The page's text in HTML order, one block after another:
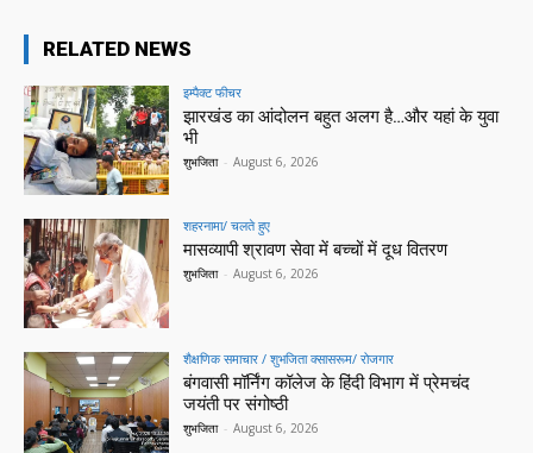
RELATED NEWS
इम्पैक्ट फीचर
झारखंड का आंदोलन बहुत अलग है…और यहां के युवा
भी
शुभजिता - August 6, 2026
शहरनामा/ चलते हुए
मासव्यापी श्रावण सेवा में बच्चों में दूध वितरण
शुभजिता - August 6, 2026
शैक्षणिक समाचार / शुभजिता क्सासरूम/ रोजगार
बंगवासी मॉर्निंग कॉलेज के हिंदी विभाग में प्रेमचंद
जयंती पर संगोष्ठी
शुभजिता - August 6, 2026